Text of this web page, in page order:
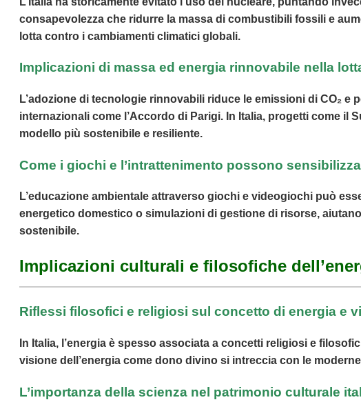
consapevolezza che ridurre la massa di combustibili fossili e
lotta contro i cambiamenti climatici globali.
Implicazioni di massa ed energia rinnovabile nella
L’adozione di tecnologie rinnovabili riduce le emissioni di CO₂
internazionali come l’Accordo di Parigi. In Italia, progetti come il
modello più sostenibile e resiliente.
Come i giochi e l’intrattenimento possono
L’educazione ambientale attraverso giochi e videogiochi può
energetico domestico o simulazioni di gestione di risorse,
sostenibile.
Implicazioni culturali e filosofiche
Riflessi filosofici e religiosi sul concetto di energia e
In Italia, l’energia è spesso associata a concetti religiosi e
visione dell’energia come dono divino si intreccia con le
L’importanza della scienza nel patrimonio culturale